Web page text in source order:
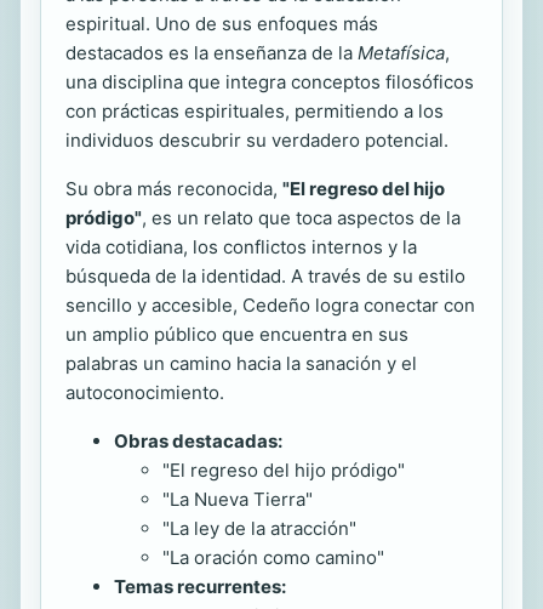
espiritual. Uno de sus enfoques más
destacados es la enseñanza de la Metafísica,
una disciplina que integra conceptos filosóficos
con prácticas espirituales, permitiendo a los
individuos descubrir su verdadero potencial.
Su obra más reconocida, "El regreso del hijo
pródigo", es un relato que toca aspectos de la
vida cotidiana, los conflictos internos y la
búsqueda de la identidad. A través de su estilo
sencillo y accesible, Cedeño logra conectar con
un amplio público que encuentra en sus
palabras un camino hacia la sanación y el
autoconocimiento.
Obras destacadas:
"El regreso del hijo pródigo"
"La Nueva Tierra"
"La ley de la atracción"
"La oración como camino"
Temas recurrentes: